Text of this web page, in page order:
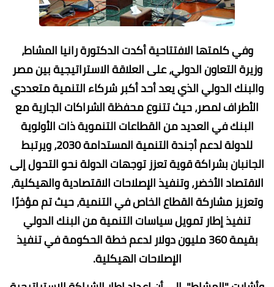
وفي كلمتها الافتتاحية أكدت الدكتورة رانيا المشاط،
وزيرة التعاون الدولي، على العلاقة الاستراتيجية بين مصر
والبنك الدولي الذي يعد أحد أكبر شركاء التنمية متعددي
الأطراف لمصر، حيث تتنوع محفظة الشراكات الجارية مع
البنك في العديد من القطاعات التنموية ذات الأولوية
للدولة لدعم أجندة التنمية المستدامة 2030، ويرتبط
الجانبان بشراكة قوية تعزز توجهات الدولة نحو التحول إلى
الاقتصاد الأخضر، وتنفيذ الإصلاحات الاقتصادية والهيكلية،
وتعزيز مشاركة القطاع الخاص في التنمية، حيث تم مؤخرًا
تنفيذ إطار تمويل سياسات التنمية من البنك الدولي
بقيمة 360 مليون دولار لدعم خطة الحكومة في تنفيذ
الإصلاحات الهيكلية.